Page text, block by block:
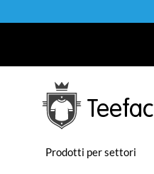
Prodotti per settori